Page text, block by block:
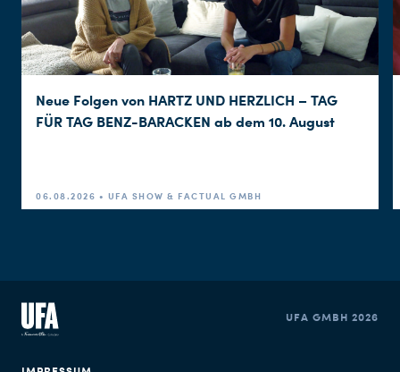
Neue Folgen von HARTZ UND HERZLICH – TAG
FÜR TAG BENZ-BARACKEN ab dem 10. August
06.08.2026 • UFA SHOW & FACTUAL GMBH
UFA GMBH 2026